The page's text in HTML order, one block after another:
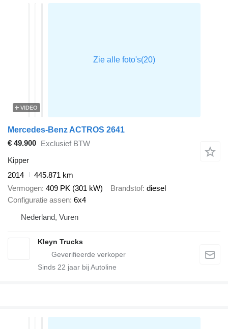
VIDEO
Mercedes-Benz ACTROS 2641
€ 49.900 Exclusief BTW
Kipper
2014
445.871 km
Vermogen 409 PK (301 kW) Brandstof diesel
Configuratie assen 6x4
Nederland, Vuren
Kleyn Trucks
Sinds 22 jaar bij Autoline